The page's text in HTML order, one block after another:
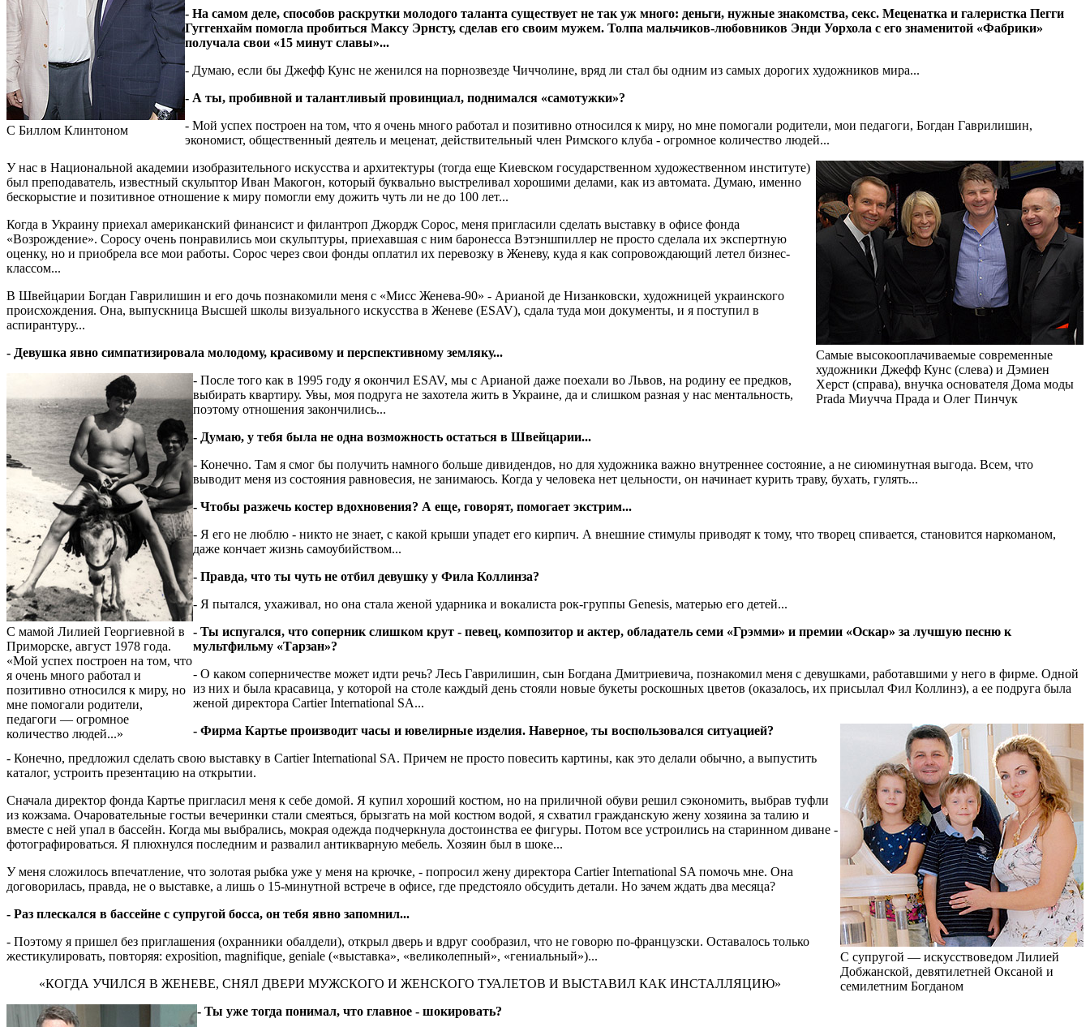
С Биллом Клинтоном
- На самом деле, способов раскрутки молодого таланта существует не так уж много: деньги, нужные знакомства, секс. Меценатка и галеристка Пегги
Гуггенхайм помогла пробиться Максу Эрнсту, сделав его своим мужем. Толпа мальчиков-любовников Энди Уорхола с его знаменитой «Фабрики»
получала свои «15 минут славы»...
- Думаю, если бы Джефф Кунс не женился на порнозвезде Чиччолине, вряд ли стал бы одним из самых дорогих художников мира...
- А ты, пробивной и талантливый провинциал, поднимался «самотужки»?
- Мой успех построен на том, что я очень много работал и позитивно относился к миру, но мне помогали родители, мои педагоги, Богдан Гаврилишин,
экономист, общественный деятель и меценат, действительный член Римского клуба - огромное количество людей...
Самые высокооплачиваемые современные
художники Джефф Кунс (слева) и Дэмиен
Херст (справа), внучка основателя Дома моды
Prada Миучча Прада и Олег Пинчук
У нас в Национальной академии изобразительного искусства и архитектуры (тогда еще Киевском государственном художественном институте)
был преподаватель, известный скульптор Иван Макогон, который буквально выстреливал хорошими делами, как из автомата. Думаю, именно
бескорыстие и позитивное отношение к миру помогли ему дожить чуть ли не до 100 лет...
Когда в Украину приехал американский финансист и филантроп Джордж Сорос, меня пригласили сделать выставку в офисе фонда
«Возрождение». Соросу очень понравились мои скульптуры, приехавшая с ним баронесса Вэтэншпиллер не просто сделала их экспертную
оценку, но и приобрела все мои работы. Сорос через свои фонды оплатил их перевозку в Женеву, куда я как сопровождающий летел бизнес-
классом...
В Швейцарии Богдан Гаврилишин и его дочь познакомили меня с «Мисс Женева-90» - Арианой де Низанковски, художницей украинского
происхождения. Она, выпускница Высшей школы визуального искусства в Женеве (ESAV), сдала туда мои документы, и я поступил в
аспирантуру...
- Девушка явно симпатизировала молодому, красивому и перспективному земляку...
С мамой Лилией Георгиевной в
Приморске, август 1978 года.
«Мой успех построен на том, что
я очень много работал и
позитивно относился к миру, но
мне помогали родители,
педагоги — огромное
количество людей...»
- После того как в 1995 году я окончил ESAV, мы с Арианой даже поехали во Львов, на родину ее предков,
выбирать квартиру. Увы, моя подруга не захотела жить в Украине, да и слишком разная у нас ментальность,
поэтому отношения закончились...
- Думаю, у тебя была не одна возможность остаться в Швейцарии...
- Конечно. Там я смог бы получить намного больше дивидендов, но для художника важно внутреннее состояние, а не сиюминутная выгода. Всем, что
выводит меня из состояния равновесия, не занимаюсь. Когда у человека нет цельности, он начинает курить траву, бухать, гулять...
- Чтобы разжечь костер вдохновения? А еще, говорят, помогает экстрим...
- Я его не люблю - никто не знает, с какой крыши упадет его кирпич. А внешние стимулы приводят к тому, что творец спивается, становится наркоманом,
даже кончает жизнь самоубийством...
- Правда, что ты чуть не отбил девушку у Фила Коллинза?
- Я пытался, ухаживал, но она стала женой ударника и вокалиста рок-группы Genesis, матерью его детей...
- Ты испугался, что соперник слишком крут - певец, композитор и актер, обладатель семи «Грэмми» и премии «Оскар» за лучшую песню к
мультфильму «Тарзан»?
- О каком соперничестве может идти речь? Лесь Гаврилишин, сын Богдана Дмитриевича, познакомил меня с девушками, работавшими у него в фирме. Одной
из них и была красавица, у которой на столе каждый день стояли новые букеты роскошных цветов (оказалось, их присылал Фил Коллинз), а ее подруга была
женой директора Cartier International SA...
С супругой — искусствоведом Лилией
Добжанской, девятилетней Оксаной и
семилетним Богданом
- Фирма Картье производит часы и ювелирные изделия. Наверное, ты воспользовался ситуацией?
- Конечно, предложил сделать свою выставку в Cartier International SA. Причем не просто повесить картины, как это делали обычно, а выпустить
каталог, устроить презентацию на открытии.
Сначала директор фонда Картье пригласил меня к себе домой. Я купил хороший костюм, но на приличной обуви решил сэкономить, выбрав туфли
из кожзама. Очаровательные гостьи вечеринки стали смеяться, брызгать на мой костюм водой, я схватил гражданскую жену хозяина за талию и
вместе с ней упал в бассейн. Когда мы выбрались, мокрая одежда подчеркнула достоинства ее фигуры. Потом все устроились на старинном диване -
фотографироваться. Я плюхнулся последним и развалил антикварную мебель. Хозяин был в шоке...
У меня сложилось впечатление, что золотая рыбка уже у меня на крючке, - попросил жену директора Cartier International SA помочь мне. Она
договорилась, правда, не о выставке, а лишь о 15-минутной встрече в офисе, где предстояло обсудить детали. Но зачем ждать два месяца?
- Раз плескался в бассейне с супругой босса, он тебя явно запомнил...
- Поэтому я пришел без приглашения (охранники обалдели), открыл дверь и вдруг сообразил, что не говорю по-французски. Оставалось только
жестикулировать, повторяя: exposition, magnifique, geniale («выставка», «великолепный», «гениальный»)...
«КОГДА УЧИЛСЯ В ЖЕНЕВЕ, СНЯЛ ДВЕРИ МУЖСКОГО И ЖЕНСКОГО ТУАЛЕТОВ И ВЫСТАВИЛ КАК ИНСТАЛЛЯЦИЮ»
- Ты уже тогда понимал, что главное - шокировать?